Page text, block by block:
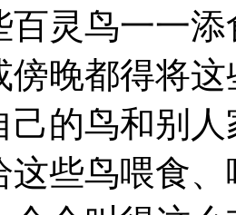
能见度不足20米
发现怒报警
警民合力深夜将其击毙
百灵鸟一一
傍晚都得将
己的鸟和别
这些鸟喂食